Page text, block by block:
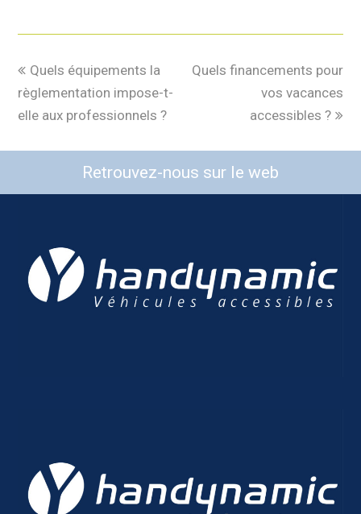
Quels équipements la
règlementation impose-t-
elle aux professionnels ?
Quels financements pour
vos vacances
accessibles ?
Retrouvez-nous sur le web